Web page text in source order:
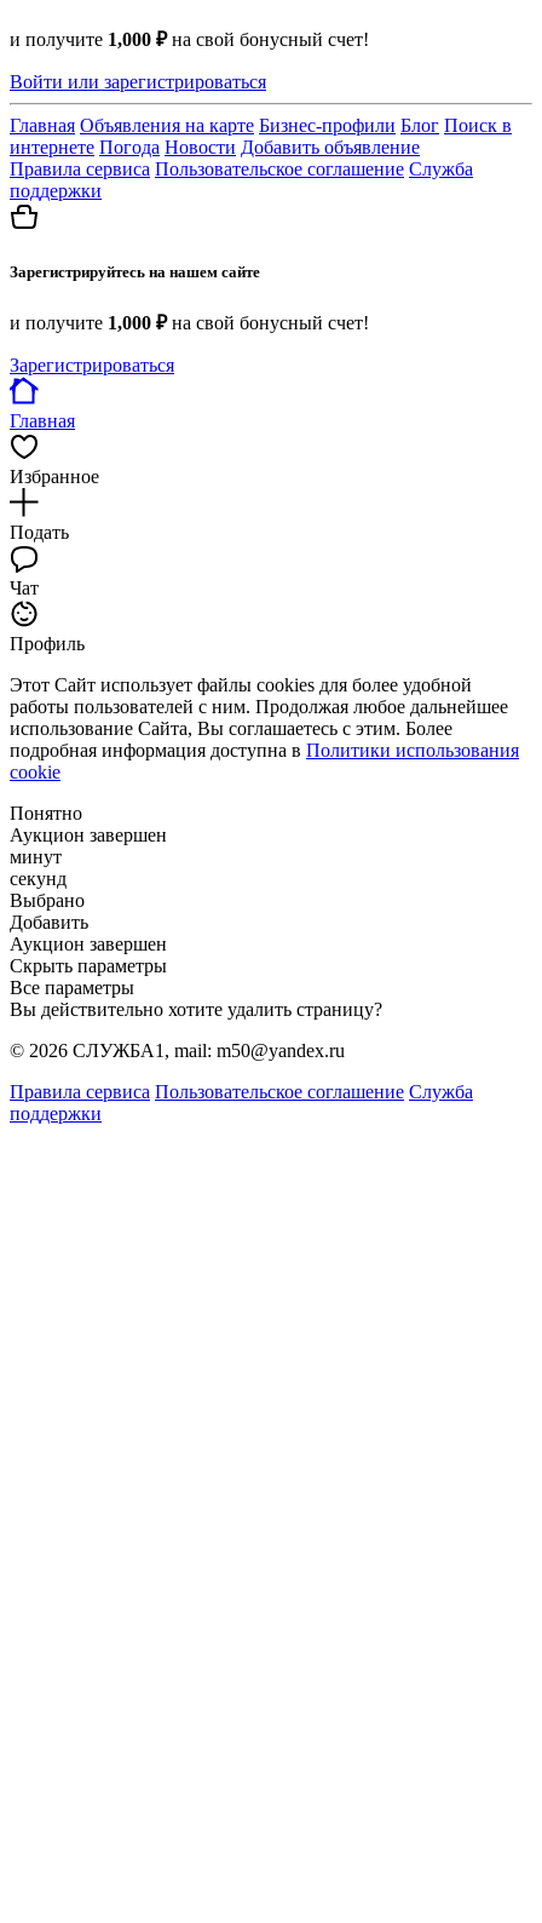
и получите 1,000 ₽на свой бонусный счет!
Войти или зарегистрироваться
Главная Объявления на карте Бизнес-профили Блог Поиск в
интернете Погода Новости Добавить объявление
Правила сервиса Пользовательское соглашение Служба
поддержки
Зарегистрируйтесь на нашем сайте
и получите 1,000 ₽на свой бонусный счет!
Зарегистрироваться
Главная
Избранное
Подать
Чат
Профиль
Этот Сайт использует файлы cookies для более удобной
работы пользователей с ним. Продолжая любое дальнейшее
использование Сайта, Вы соглашаетесь с этим. Более
подробная информация доступна в Политики использования
cookie
Понятно
Аукцион завершен
минут
секунд
Выбрано
Добавить
Аукцион завершен
Скрыть параметры
Все параметры
Вы действительно хотите удалить страницу?
© 2026 СЛУЖБА1, mail: m50@yandex.ru
Правила сервиса Пользовательское соглашение Служба
поддержки